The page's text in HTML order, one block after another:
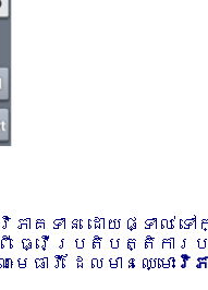
ភាគទាន ដោយផ្ទាល់
ពី ធ្វើប្រតិបត្តិកា
េធាវី ដែលមានឈ្មោះ វិភ